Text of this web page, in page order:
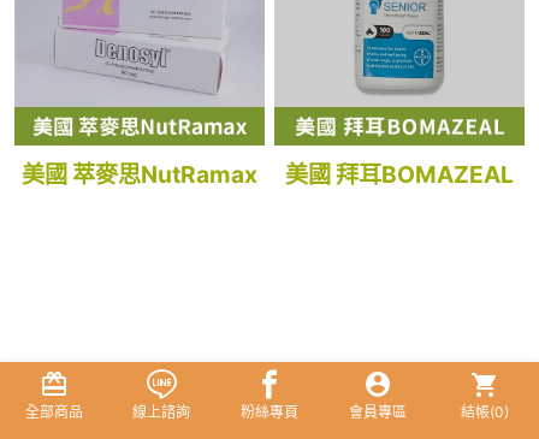
美國 萃麥思NutRamax 美國 拜耳BOMAZEAL
全部商品 線上諮詢 粉絲專頁 會員專區 結帳(0)